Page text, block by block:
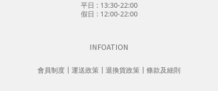
平日 : 13:30-22:00
假日 : 12:00-22:00
INFOATION
會員制度 ┃ 運送政策 ┃ 退換貨政策 ┃ 條款及細則